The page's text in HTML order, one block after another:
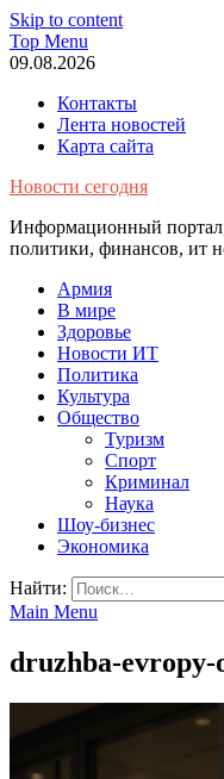
Skip to content
Top Menu
09.08.2026
Контакты
Лента новостей
Карта сайта
Новости сегодня
Информационный
политики, финансов, ит
Армия
В мире
Здоровье
Новости ИТ
Политика
Культура
Общество
Туризм
Спорт
Криминал
Наука
Шоу-бизнес
Экономика
Найти:
Main Menu
druzhba-evropy-